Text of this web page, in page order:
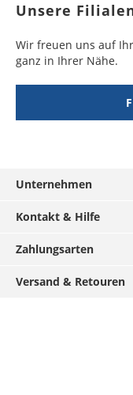
Unsere
Wir freuen uns auf
ganz in Ihrer Nähe.
Unternehmen
MÄNNERKARTE
Kontakt & Hilfe
Größentabellen
Zahlungsarten
Versand & Retouren